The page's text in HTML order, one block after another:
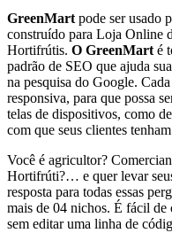
GreenMart pode ser usado
construído para Loja Online
Hortifrútis. O GreenMart é
padrão de SEO que ajuda
na pesquisa do Google.
responsiva, para que possa
telas de dispositivos, como
com que seus clientes
Você é agricultor?
Hortifrúti?… e quer levar
resposta para todas essas
mais de 04 nichos. É fácil
sem editar uma linha de